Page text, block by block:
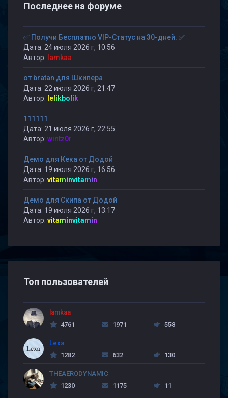
Последнее на форуме
✅ Получи Бесплатно VIP-Статус на 30-дней. ✅
Дата: 24 июля 2026 г, 10:56
Автор: lamkaa
от bratan для Шкипера
Дата: 22 июля 2026 г, 21:47
Автор: lelikbolik
111111
Дата: 21 июля 2026 г, 22:55
Автор: wintz0r
Демо для Кека от Додой
Дата: 19 июля 2026 г, 16:56
Автор: vitaminvitamin
Демо для Скипа от Додой
Дата: 19 июля 2026 г, 13:17
Автор: vitaminvitamin
Топ пользователей
lamkaa
4761
1971 558
Lexa
1282
632 130
THEAERODYNAMIC
1230
1175 11